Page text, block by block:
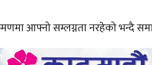
आफ्नो सम्लग्नता नरहेको भन्दै